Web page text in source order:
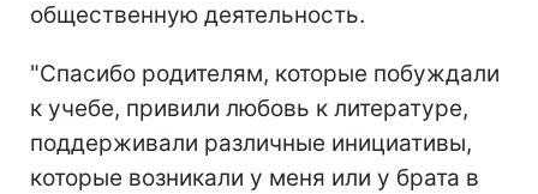
общественную деятельность.
"Спасибо родителям, которые побуждали
к учебе, привили любовь к литературе,
поддерживали различные инициативы,
которые возникали у меня или у брата в